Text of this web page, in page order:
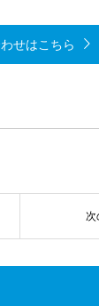
せはこちら